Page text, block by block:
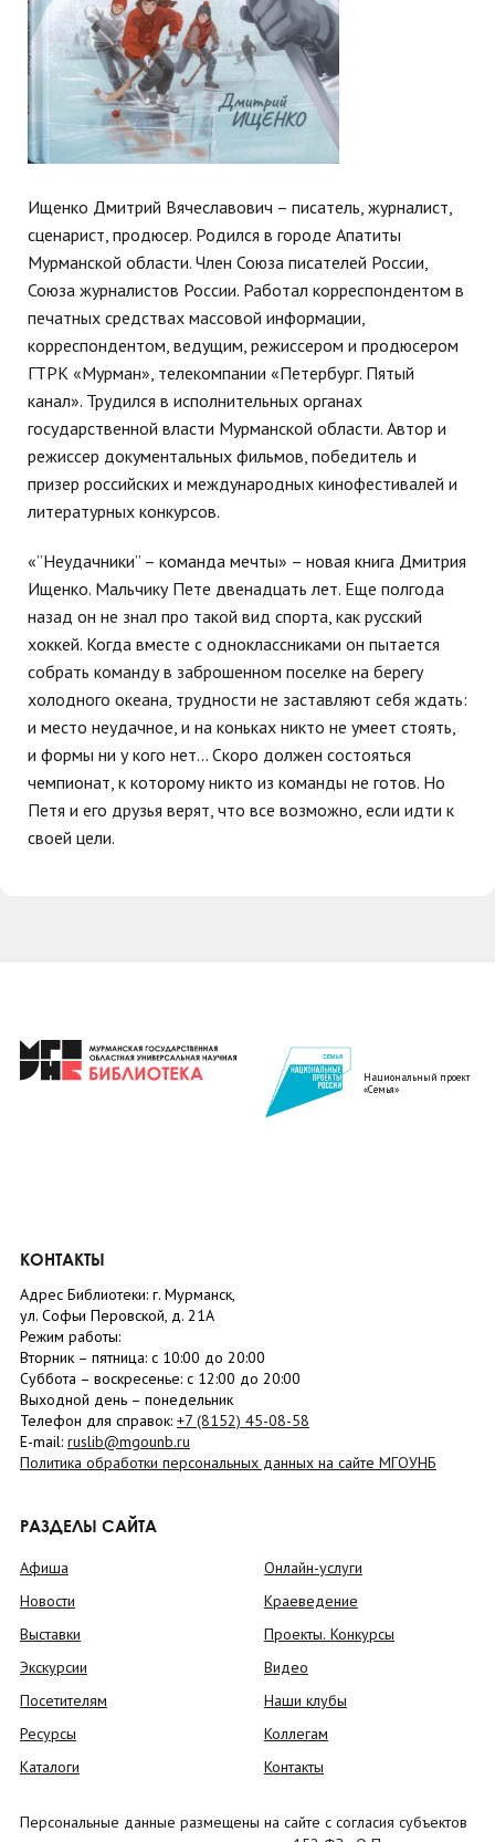
Ищенко Дмитрий Вячеславович – писатель, журналист,
сценарист, продюсер. Родился в городе Апатиты
Мурманской области. Член Союза писателей России,
Союза журналистов России. Работал корреспондентом в
печатных средствах массовой информации,
корреспондентом, ведущим, режиссером и продюсером
ГТРК «Мурман», телекомпании «Петербург. Пятый
канал». Трудился в исполнительных органах
государственной власти Мурманской области. Автор и
режиссер документальных фильмов, победитель и
призер российских и международных кинофестивалей и
литературных конкурсов.
«”Неудачники” – команда мечты» – новая книга Дмитрия
Ищенко. Мальчику Пете двенадцать лет. Еще полгода
назад он не знал про такой вид спорта, как русский
хоккей. Когда вместе с одноклассниками он пытается
собрать команду в заброшенном поселке на берегу
холодного океана, трудности не заставляют себя ждать:
и место неудачное, и на коньках никто не умеет стоять,
и формы ни у кого нет… Скоро должен состояться
чемпионат, к которому никто из команды не готов. Но
Петя и его друзья верят, что все возможно, если идти к
своей цели.
Национальный проект
«Семья»
КОНТАКТЫ
Адрес Библиотеки: г. Мурманск,
ул. Софьи Перовской, д. 21А
Режим работы:
Вторник – пятница: с 10:00 до 20:00
Суббота – воскресенье: c 12:00 до 20:00
Выходной день – понедельник
Телефон для справок: +7 (8152) 45-08-58
E-mail: ruslib@mgounb.ru
Политика обработки персональных данных на сайте МГОУНБ
РАЗДЕЛЫ САЙТА
Афиша
Новости
Выставки
Экскурсии
Посетителям
Ресурсы
Каталоги
Онлайн-услуги
Краеведение
Проекты. Конкурсы
Видео
Наши клубы
Коллегам
Контакты
Персональные данные размещены на сайте с согласия субъектов